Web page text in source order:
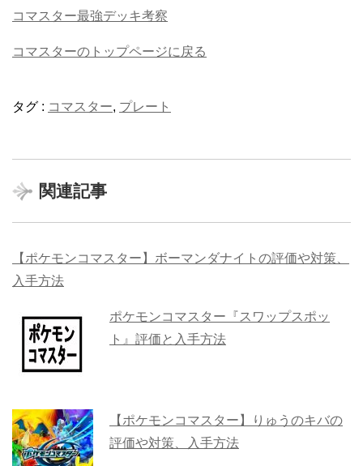
コマスター最強デッキ考察
コマスターのトップページに戻る
タグ : コマスター, プレート
関連記事
【ポケモンコマスター】ボーマンダナイトの評価や対策、
入手方法
ポケモンコマスター『スワップスポッ
ト』評価と入手方法
【ポケモンコマスター】りゅうのキバの
評価や対策、入手方法